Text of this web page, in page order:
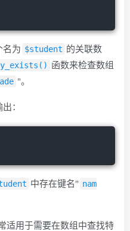
名为 $student 的关联数
函数来检查数组
"。
：
中存在键名" nam
适用于需要在数组中查找特